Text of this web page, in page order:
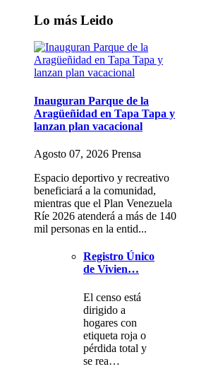
Lo más Leido
Inauguran Parque de la
Aragüeñidad en Tapa Tapa y
lanzan plan vacacional
Agosto 07, 2026 Prensa
Espacio deportivo y recreativo
beneficiará a la comunidad,
mientras que el Plan Venezuela
Ríe 2026 atenderá a más de 140
mil personas en la entid...
Registro Único
de Vivien…
El censo está
dirigido a
hogares con
etiqueta roja o
pérdida total y
se rea…